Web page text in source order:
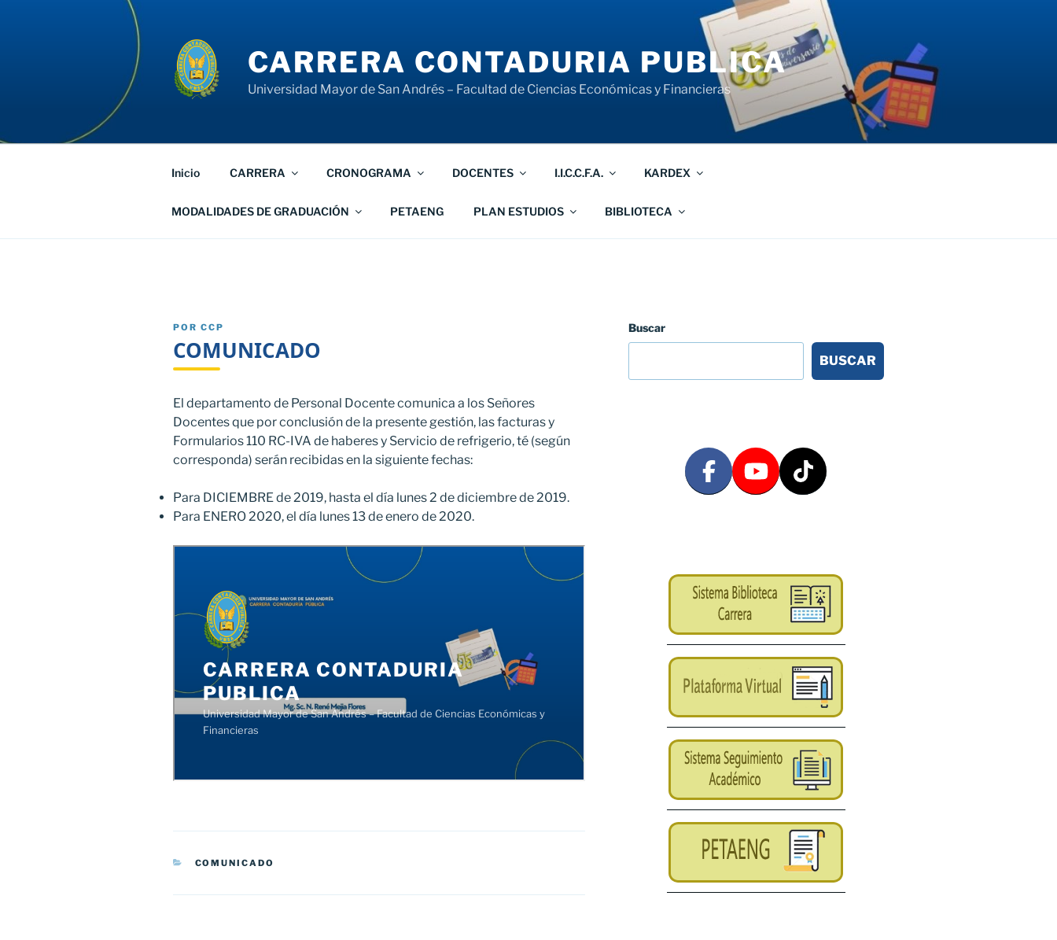
CARRERA CONTADURIA PUBLICA
Universidad Mayor de San Andrés – Facultad de Ciencias Económicas y Financieras
Inicio CARRERA CRONOGRAMA DOCENTES I.I.C.C.F.A. KARDEX
MODALIDADES DE GRADUACIÓN PETAENG PLAN ESTUDIOS BIBLIOTECA
PUBLICADO
POR CCP
COMUNICADO
El departamento de Personal Docente comunica a los Señores
Docentes que por conclusión de la presente gestión, las facturas y
Formularios 110 RC-IVA de haberes y Servicio de refrigerio, té (según
corresponda) serán recibidas en la siguiente fechas:
Para DICIEMBRE de 2019, hasta el día lunes 2 de diciembre de 2019.
Para ENERO 2020, el día lunes 13 de enero de 2020.
CATEGORÍAS
COMUNICADO
Buscar
BUSCAR